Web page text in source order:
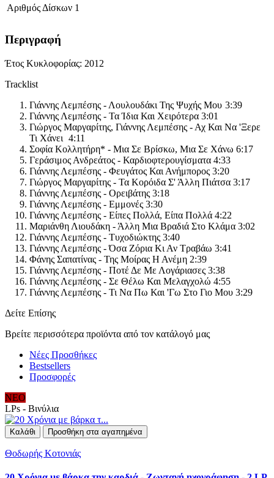
Αριθμός Δίσκων 1
Περιγραφή
Έτος Κυκλοφορίας: 2012
Tracklist
Γιάννης Λεμπέσης - Λουλουδάκι Της Ψυχής Μου 3:39
Γιάννης Λεμπέσης - Τα Ίδια Και Χειρότερα 3:01
Γιώργος Μαργαρίτης, Γιάννης Λεμπέσης - Αχ Και Να 'Ξερε
Τι Χάνει 4:11
Σοφία Κολλητήρη* - Μια Σε Βρίσκω, Μια Σε Χάνω 6:17
Γεράσιμος Ανδρεάτος - Καρδιοφτερουγίσματα 4:33
Γιάννης Λεμπέσης - Φευγάτος Και Ανήμπορος 3:20
Γιώργος Μαργαρίτης - Τα Κορόιδα Σ' Άλλη Πιάτσα 3:17
Γιάννης Λεμπέσης - Ορειβάτης 3:18
Γιάννης Λεμπέσης - Εμμονές 3:30
Γιάννης Λεμπέσης - Είπες Πολλά, Είπα Πολλά 4:22
Μαριάνθη Λιουδάκη - Άλλη Μια Βραδιά Στο Κλάμα 3:02
Γιάννης Λεμπέσης - Τυχοδιώκτης 3:40
Γιάννης Λεμπέσης - Όσα Ζόρια Κι Αν Τραβάω 3:41
Φάνης Σαπατίνας - Της Μοίρας Η Ανέμη 2:39
Γιάννης Λεμπέσης - Ποτέ Δε Με Λογάριασες 3:38
Γιάννης Λεμπέσης - Σε Θέλω Και Μελαγχολώ 4:55
Γιάννης Λεμπέσης - Τι Να Πω Και 'Γω Στο Γιο Μου 3:29
Δείτε Επίσης
Βρείτε περισσότερα προϊόντα από τον κατάλογό μας
Νέες Προσθήκες
Bestsellers
Προσφορές
ΝΕΟ
LPs - Βινύλια
Καλάθι Προσθήκη στα αγαπημένα
Θοδωρής Κοτονιάς